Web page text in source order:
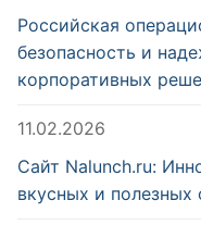
Российская
безопасность и
корпоративных
11.02.2026
Сайт Nalunch.ru:
вкусных и полезных